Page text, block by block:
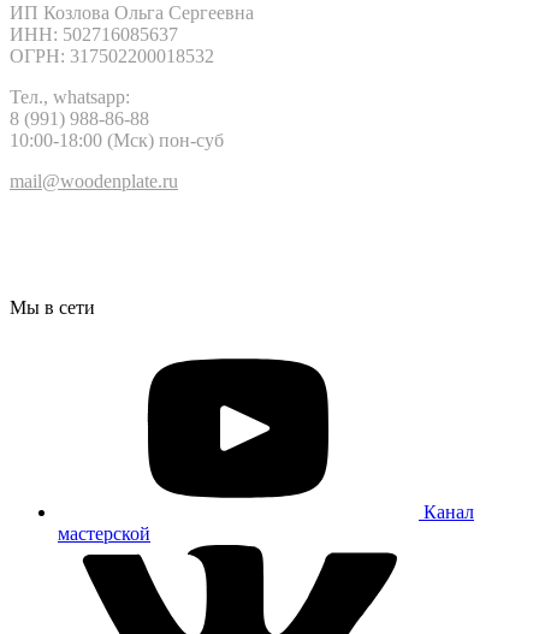
ИП Козлова Ольга Сергеевна
ИНН: 502716085637
ОГРН: 317502200018532
Тел., whatsapp:
8 (991) 988-86-88
10:00-18:00 (Мск) пон-суб
mail@woodenplate.ru
Мы в сети
Канал
мастерской